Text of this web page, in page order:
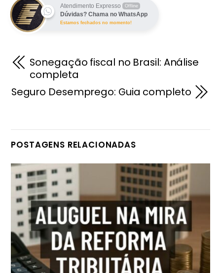
Atendimento Expresso Offline
Dúvidas? Chama no WhatsApp
Estamos fechados no momento!
Sonegação fiscal no Brasil: Análise
completa
Seguro Desemprego: Guia completo
POSTAGENS RELACIONADAS